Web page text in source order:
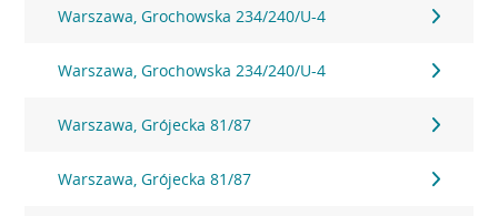
Warszawa, Grochowska 234/240/U-4
Warszawa, Grochowska 234/240/U-4
Warszawa, Grójecka 81/87
Warszawa, Grójecka 81/87